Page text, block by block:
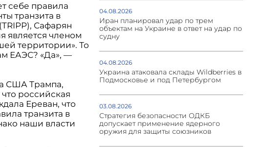
себе правила
транзита в
Сафарян
является членом
территории». То
ЕАЭС? «Да», —
США Трампа,
российская
Ереван, что
транзита в
наши власти
04.08.2026
Иран планировал удар по трем
объектам на Украине в ответ на удар по
судну
04.08.2026
Украина атаковала склады Wildberries в
Подмосковье и под Петербургом
03.08.2026
Стратегия безопасности ОДКБ
допускает применение ядерного
оружия для защиты союзников